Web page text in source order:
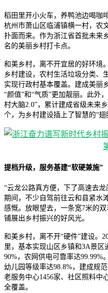
稻田里开小火车，养鸭池边喝
杭州市萧山区临浦镇横一村，农
扑面而来。作为浙江省首批未来
名的美丽乡村打卡点。
和美乡村，离不开宜居的好环境
乡村建设，农村生活垃圾分类、
实现行政村基本覆盖。建成美丽
“颜值”和“气质”更加靓丽。此外
村大脑2.0”，累计建成省级未来
个，为乡村建设插上了智慧的“翅
提档升级，服务基建“软硬兼施”
“云龙公路真方便，下了高速去
期间，不少自驾前往云和县紧水
感慨。放眼望去，一条宽7米的
铺展出乡村振兴的好风光。
和美乡村，离不开“硬件”建设。
里，基本实现山区乡镇和3A景
90%，农网供电可靠率达99.99%
幼儿园等级率达98.8%，建成规
老服务中心1456家、社区照料中
全覆盖。